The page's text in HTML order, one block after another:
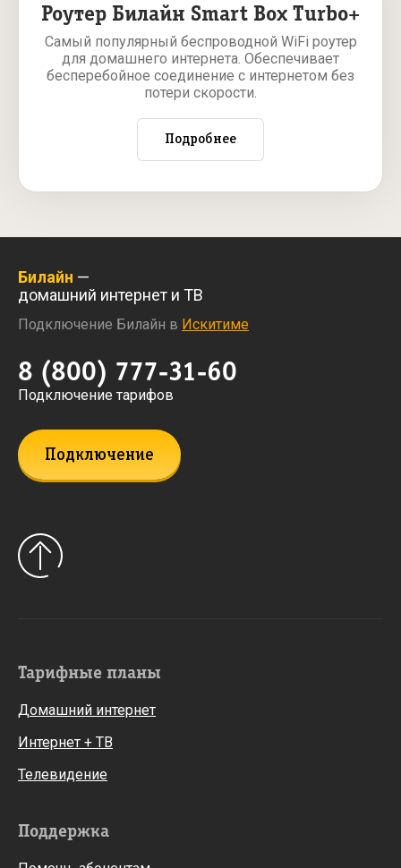
Роутер Билайн Smart Box Turbo+
Самый популярный беспроводной WiFi роутер
для домашнего интернета. Обеспечивает
бесперебойное соединение с интернетом без
потери скорости.
Подробнее
Билайн —
домашний интернет и ТВ
Подключение Билайн в Искитиме
8 (800) 777-31-60
Подключение тарифов
Подключение
Тарифные планы
Домашний интернет
Интернет + ТВ
Телевидение
Поддержка